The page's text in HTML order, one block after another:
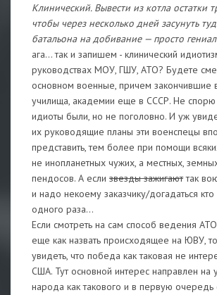
Клинический. Вывести из котла остатки
чтобы через несколько дней засунуть
батальона на добивание — просто
ага... так и запишем - клинический
руководствах МОУ, ГШУ, АТО? Будете
основном военные, причем закончившие
училища, академии еще в СССР. Не спорю
идиоты были, но не поголовно. И уж
их руководящие планы эти военспецы
представить, тем более при помощи
не инопланетных чужих, а местных,
пендосов. А если звезды зажигаюттак
и надо некоему заказчику/догадаться
одного раза...
Если смотреть на сам способ ведения
еще как назвать происходящее на ЮВУ,
увидеть, что победа как таковая не
США. Тут основной интерес направлен на
народа как такового и в первую очередь